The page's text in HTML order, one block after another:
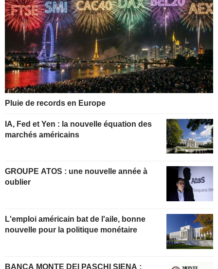
Pluie de records en Europe
IA, Fed et Yen : la nouvelle équation des
marchés américains
GROUPE ATOS : une nouvelle année à
oublier
L'emploi américain bat de l'aile, bonne
nouvelle pour la politique monétaire
BANCA MONTE DEI PASCHI SIENA :